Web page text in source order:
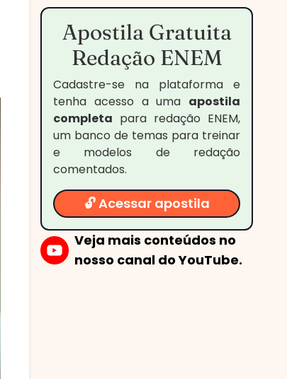
Apostila Gratuita
Redação ENEM
Cadastre-se na plataforma e
tenha acesso a uma apostila
completa para redação ENEM,
um banco de temas para treinar
e modelos de redação
comentados.
🔓 Acessar apostila
Veja mais conteúdos no
nosso canal do YouTube.